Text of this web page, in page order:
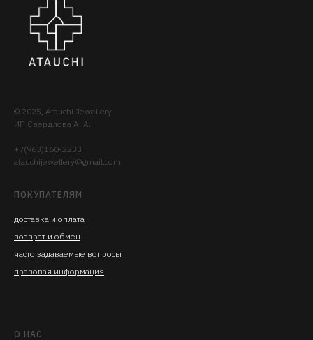
© 2025, Atauchi Jewellery
ИП Свердлова А. А.
+7(963)160-2233
atauchijewellery@gmail.com
ПОКУПАТЕЛЯМ
доставка и оплата
возврат и обмен
часто задаваемые вопросы
правовая информация
О НАС